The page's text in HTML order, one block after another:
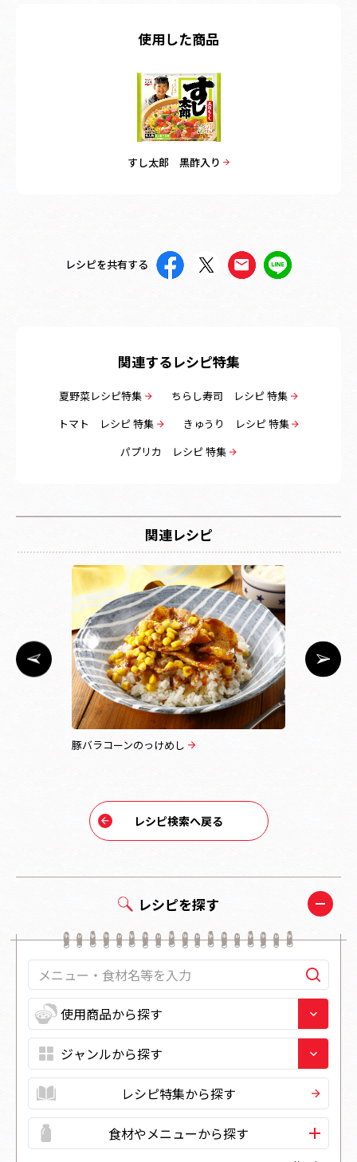
レシピを探す
レシピ特集から探す
食材やメニューから探す
使用した商品
すし太郎 黒酢入り
レシピを共有する
関連するレシピ特集
夏野菜レシピ特集
ちらし寿司 レシピ 特集
トマト レシピ 特集
きゅうり レシピ 特集
パプリカ レシピ 特集
関連レシピ
豚バラコーンのっけめし
レシピ検索へ戻る